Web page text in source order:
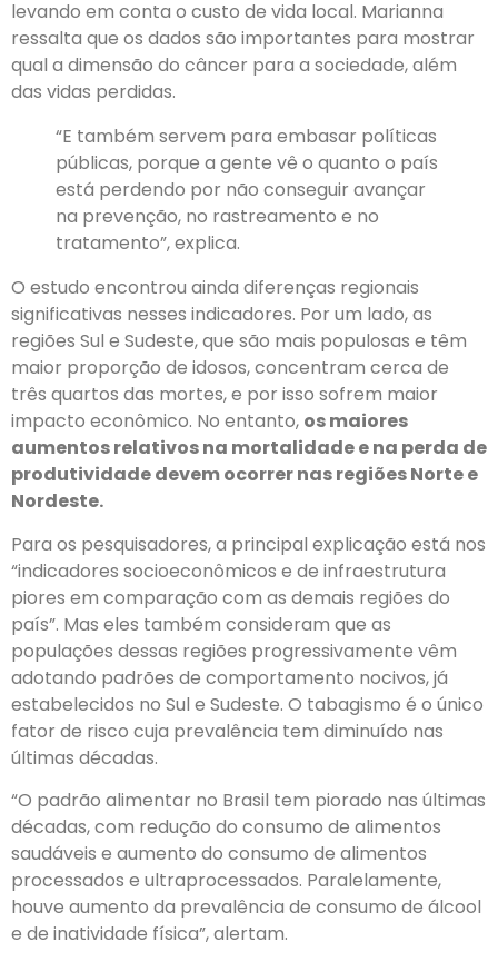
levando em conta o custo de vida local. Marianna
ressalta que os dados são importantes para mostrar
qual a dimensão do câncer para a sociedade, além
das vidas perdidas.
“E também servem para embasar políticas
públicas, porque a gente vê o quanto o país
está perdendo por não conseguir avançar
na prevenção, no rastreamento e no
tratamento”, explica.
O estudo encontrou ainda diferenças regionais
significativas nesses indicadores. Por um lado, as
regiões Sul e Sudeste, que são mais populosas e têm
maior proporção de idosos, concentram cerca de
três quartos das mortes, e por isso sofrem maior
impacto econômico. No entanto, os maiores
aumentos relativos na mortalidade e na perda de
produtividade devem ocorrer nas regiões Norte e
Nordeste.
Para os pesquisadores, a principal explicação está nos
“indicadores socioeconômicos e de infraestrutura
piores em comparação com as demais regiões do
país”. Mas eles também consideram que as
populações dessas regiões progressivamente vêm
adotando padrões de comportamento nocivos, já
estabelecidos no Sul e Sudeste. O tabagismo é o único
fator de risco cuja prevalência tem diminuído nas
últimas décadas.
“O padrão alimentar no Brasil tem piorado nas últimas
décadas, com redução do consumo de alimentos
saudáveis e aumento do consumo de alimentos
processados e ultraprocessados. Paralelamente,
houve aumento da prevalência de consumo de álcool
e de inatividade física”, alertam.